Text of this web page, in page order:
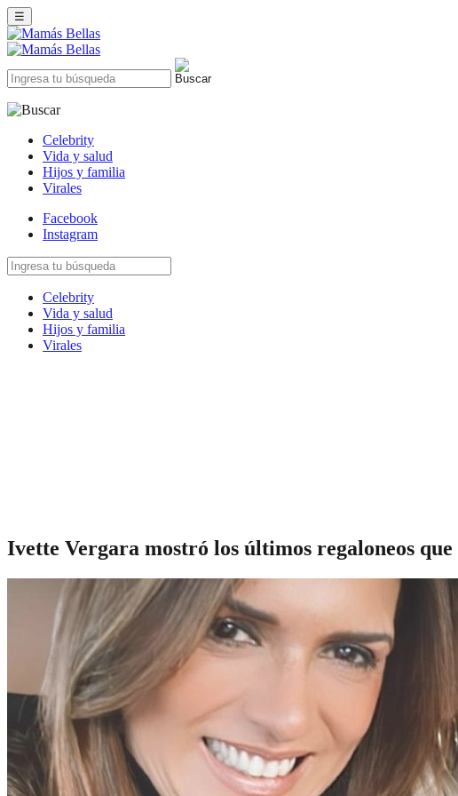
☰
Celebrity
Vida y salud
Hijos y familia
Virales
Facebook
Instagram
Celebrity
Vida y salud
Hijos y familia
Virales
Ivette Vergara mostró los últimos regaloneos